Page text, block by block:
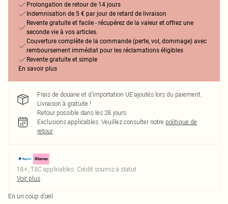
Prolongation de retour de 14 jours
Indemnisation de 5 € par jour de retard de livraison
Revente gratuite et facile - récupérez de la valeur et offrez une
seconde vie à vos articles.
Couverture complète de la commande (perte, vol, dommage) avec
remboursement immédiat pour les réclamations éligibles
Revente gratuite et simple
En savoir plus
Frais de douane et d’importation UE ajoutés lors du paiement.
Livraison à gratuite !
Retour possible dans les 28 jours
Exclusions applicables. Veuillez consulter notre politique de
retour
18+, T&C applicables. Crédit soumis à statut
Voir plus
En un coup d’œil